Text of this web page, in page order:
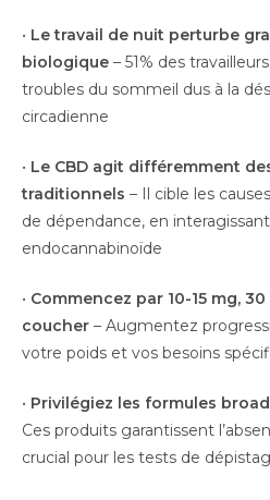
• Le travail de nuit perturbe
biologique – 51% des
troubles du sommeil dus à la
circadienne
• Le CBD agit différemment
traditionnels – Il cible les
de dépendance, en
endocannabinoïde
• Commencez par 10-15 mg,
coucher – Augmentez
votre poids et vos besoins
• Privilégiez les formules
Ces produits garantissent
crucial pour les tests de